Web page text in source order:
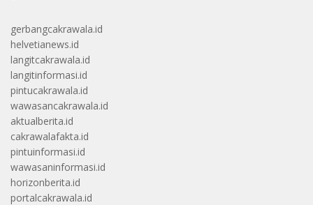
gerbangcakrawala.id
helvetianews.id
langitcakrawala.id
langitinformasi.id
pintucakrawala.id
wawasancakrawala.id
aktualberita.id
cakrawalafakta.id
pintuinformasi.id
wawasaninformasi.id
horizonberita.id
portalcakrawala.id